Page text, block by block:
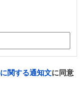
関する通知文に同意